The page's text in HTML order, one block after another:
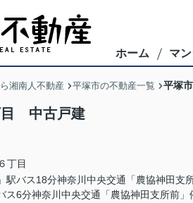
ホーム マ
湘南人不動産 平塚市の不動産一覧 平塚
目 中古戸建
６丁目
駅バス18分神奈川中央交通「農協神田支
ス6分神奈川中央交通「農協神田支所前」